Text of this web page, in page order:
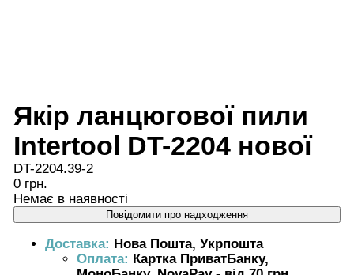
Якір ланцюгової пили
Intertool DT-2204 нової
DT-2204.39-2
0 грн.
Немає в наявності
Повідомити про надходження
Доставка: Нова Пошта, Укрпошта
Оплата: Картка ПриватБанку,